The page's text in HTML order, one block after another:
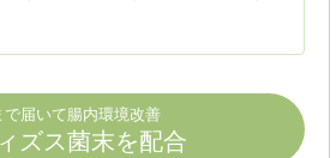
で届いて腸内環境改善
ズス菌末を配合